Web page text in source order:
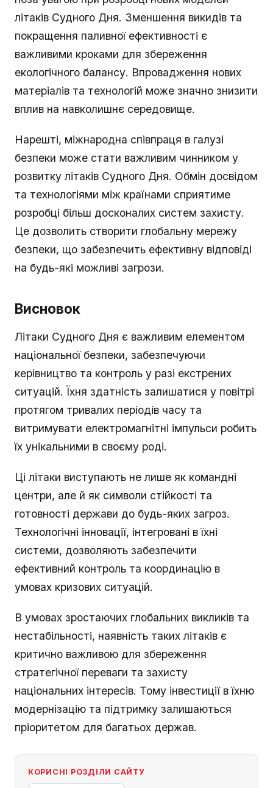
літаків Судного Дня. Зменшення викидів та
покращення паливної ефективності є
важливими кроками для збереження
екологічного балансу. Впровадження нових
матеріалів та технологій може значно знизити
вплив на навколишнє середовище.
Нарешті, міжнародна співпраця в галузі
безпеки може стати важливим чинником у
розвитку літаків Судного Дня. Обмін досвідом
та технологіями між країнами сприятиме
розробці більш досконалих систем захисту.
Це дозволить створити глобальну мережу
безпеки, що забезпечить ефективну відповіді
на будь-які можливі загрози.
Висновок
Літаки Судного Дня є важливим елементом
національної безпеки, забезпечуючи
керівництво та контроль у разі екстрених
ситуацій. Їхня здатність залишатися у повітрі
протягом тривалих періодів часу та
витримувати електромагнітні імпульси робить
їх унікальними в своєму роді.
Ці літаки виступають не лише як командні
центри, але й як символи стійкості та
готовності держави до будь-яких загроз.
Технологічні інновації, інтегровані в їхні
системи, дозволяють забезпечити
ефективний контроль та координацію в
умовах кризових ситуацій.
В умовах зростаючих глобальних викликів та
нестабільності, наявність таких літаків є
критично важливою для збереження
стратегічної переваги та захисту
національних інтересів. Тому інвестиції в їхню
модернізацію та підтримку залишаються
пріоритетом для багатьох держав.
КОРИСНІ РОЗДІЛИ САЙТУ